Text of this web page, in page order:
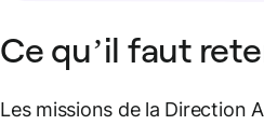
Ce qu’il faut
Les missions de la Direction